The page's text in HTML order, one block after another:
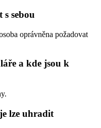
sebou
oprávněna požadovat
a kde jsou k
lze uhradit